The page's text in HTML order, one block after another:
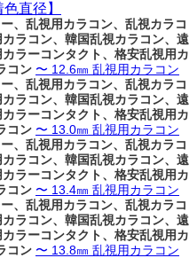
直径】
、乱視用カラコン、乱視カラコ
ラコン、韓国乱視カラコン、遠
ラーコンタクト、格安乱視用カ
コン 〜 12.6㎜ 乱視用カラコン
、乱視用カラコン、乱視カラコ
ラコン、韓国乱視カラコン、遠
ラーコンタクト、格安乱視用カ
コン 〜 13.0㎜ 乱視用カラコン
、乱視用カラコン、乱視カラコ
ラコン、韓国乱視カラコン、遠
ラーコンタクト、格安乱視用カ
コン 〜 13.4㎜ 乱視用カラコン
、乱視用カラコン、乱視カラコ
ラコン、韓国乱視カラコン、遠
ラーコンタクト、格安乱視用カ
コン 〜 13.8㎜ 乱視用カラコン